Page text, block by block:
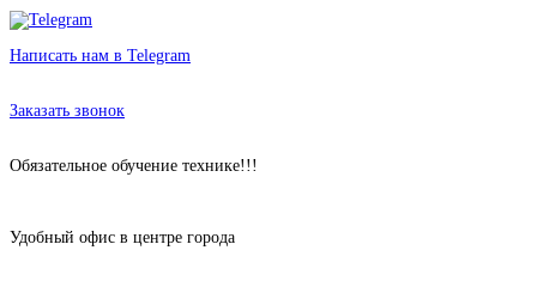
Написать нам в Telegram
Заказать звонок
Обязательное обучение технике!!!
Удобный офис в центре города